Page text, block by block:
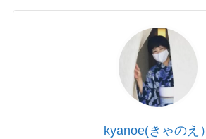
kyanoe(きゃのえ）